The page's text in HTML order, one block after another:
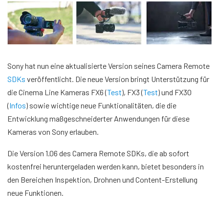
Sony hat nun eine aktualisierte Version seines Camera Remote
SDKs veröffentlicht. Die neue Version bringt Unterstützung für
die Cinema Line Kameras FX6 (Test), FX3 (Test) und FX30
(Infos) sowie wichtige neue Funktionalitäten, die die
Entwicklung maßgeschneiderter Anwendungen für diese
Kameras von Sony erlauben.
Die Version 1.06 des Camera Remote SDKs, die ab sofort
kostenfrei heruntergeladen werden kann, bietet besonders in
den Bereichen Inspektion, Drohnen und Content-Erstellung
neue Funktionen.